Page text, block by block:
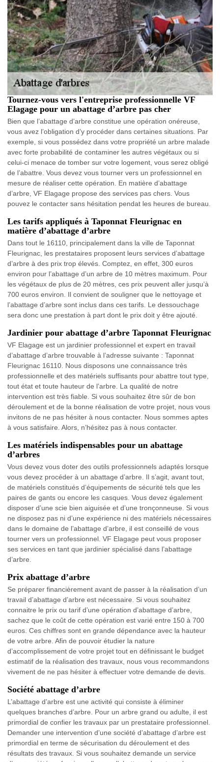
Tournez-vous vers l'entreprise professionnelle VF
Elagage pour un abattage d’arbre pas cher
Bien que l’abattage d’arbre constitue une opération onéreuse,
vous avez l’obligation d’y procéder dans certaines situations. Par
exemple, si vous possédez dans votre propriété un arbre malade
avec forte probabilité de contaminer les autres végétaux ou si
celui-ci menace de tomber sur votre logement, vous serez obligé
de l’abattre. Vous devez vous tourner vers un professionnel en
mesure de réaliser cette opération. En matière d’abattage
d’arbre, VF Elagage propose des services pas chers. Vous
pouvez le contacter sans hésitation pendat les heures de bureau.
Les tarifs appliqués à Taponnat Fleurignac en
matière d’abattage d’arbre
Dans tout le 16110, principalement dans la ville de Taponnat
Fleurignac, les prestataires proposent leurs services d’abattage
d’arbre à des prix trop élevés. Comptez, en effet, 300 euros
environ pour l’abattage d’un arbre de 10 mètres maximum. Pour
les végétaux de plus de 20 mètres, ces prix peuvent aller jusqu’à
700 euros environ. Il convient de souligner que le nettoyage et
l’abattage d’arbre sont inclus dans ces tarifs. Le dessouchage
sera donc une prestation à part dont le prix doit y être ajouté.
Jardinier pour abattage d’arbre Taponnat Fleurignac
VF Elagage est un jardinier professionnel et expert en travail
d’abattage d’arbre trouvable à l’adresse suivante : Taponnat
Fleurignac 16110. Nous disposons une connaissance très
professionnelle et des matériels suffisants pour abattre tout type,
tout état et toute hauteur de l’arbre. La qualité de notre
intervention est très fiable. Si vous souhaitez être sûr de bon
déroulement et de la bonne réalisation de votre projet, nous vous
invitons de ne pas hésiter à nous contacter. Nous sommes aptes
à vous satisfaire. Alors, n’hésitez pas à nous contacter.
Les matériels indispensables pour un abattage
d’arbres
Vous devez vous doter des outils professionnels adaptés lorsque
vous devez procéder à un abattage d’arbre. Il s’agit, avant tout,
de matériels constitués d’équipements de sécurité tels que les
paires de gants ou encore les casques. Vous devez également
disposer d’une scie bien aiguisée et d’une tronçonneuse. Si vous
ne disposez pas ni d’une expérience ni des matériels nécessaires
dans le domaine de l’abattage d’arbre, il est conseillé de vous
tourner vers un professionnel. VF Elagage peut vous proposer
ses services en tant que jardinier spécialisé dans l’abattage
d’arbre.
Prix abattage d’arbre
Se préparer financièrement avant de passer à la réalisation d’un
travail d’abattage d’arbre est nécessaire. Si vous souhaitez
connaitre le prix ou tarif d’une opération d’abattage d’arbre,
sachez que le coût de cette opération est varié entre 150 à 700
euros. Ces chiffres sont en grande dépendance avec la hauteur
de votre arbre. Afin de pouvoir étudier la nature
d’accomplissement de votre projet tout en définissant le budget
estimatif de la réalisation des travaux, nous vous recommandons
vivement de ne pas hésiter à effectuer votre demande de devis.
Société abattage d’arbre
L’abattage d’arbre est une activité qui consiste à éliminer
quelques branches d’arbre. Pour un arbre grand ou adulte, il est
primordial de confier les travaux par un prestataire professionnel.
Demander une intervention d’une société d’abattage d’arbre est
primordial en terme de sécurisation du déroulement et des
résultats des travaux. Si vous souhaitez demande un service